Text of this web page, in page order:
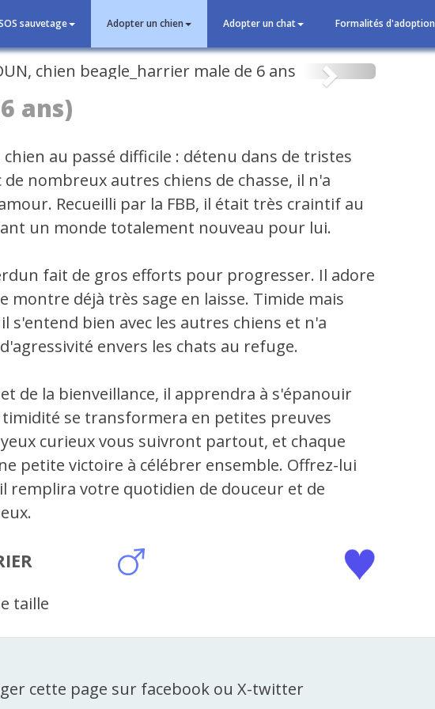
sauvetage Adopter un chien Adopter un chat Formalités d'adoption
Suivant
ans)
chien au passé difficile : détenu dans de tristes
de nombreux autres chiens de chasse, il n'a
Recueilli par la FBB, il était très craintif au
un monde totalement nouveau pour lui.
fait de gros efforts pour progresser. Il adore
montre déjà très sage en laisse. Timide mais
s'entend bien avec les autres chiens et n'a
envers les chats au refuge.
de la bienveillance, il apprendra à s'épanouir
timidité se transformera en petites preuves
curieux vous suivront partout, et chaque
petite victoire à célébrer ensemble. Offrez-lui
remplira votre quotidien de douceur et de
taille
cette page sur facebook ou X-twitter